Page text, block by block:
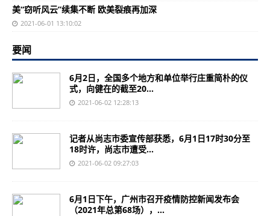
美“窃听风云”续集不断 欧美裂痕再加深
2021-06-01 13:10:02
要闻
6月2日，全国多个地方和单位举行庄重简朴的仪
式，向健在的截至20...
2021-06-02 12:28:13
记者从尚志市委宣传部获悉，6月1日17时30分至
18时许，尚志市遭受...
2021-06-02 09:27:03
6月1日下午，广州市召开疫情防控新闻发布会
（2021年总第68场），...